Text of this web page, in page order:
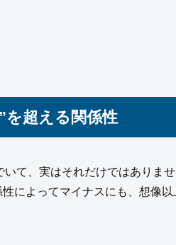
を超える関係性
て、実はそれだけではありませ
によってマイナスにも、想像